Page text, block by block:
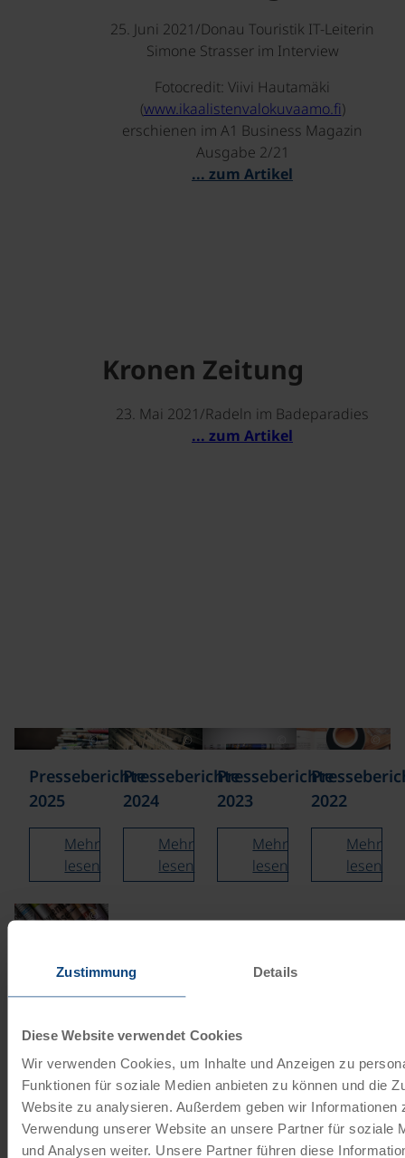
Zustimmung Details
Diese Website verwendet Cookies
Wir verwenden Cookies, um Inhalte und Anzeigen zu
Funktionen für soziale Medien anbieten zu können und die
Website zu analysieren. Außerdem geben wir Informationen
Verwendung unserer Website an unsere Partner für soziale
und Analysen weiter. Unsere Partner führen diese
25. Juni 2021/Donau Touristik IT-Leiterin
Simone Strasser im Interview
Fotocredit: Viivi Hautamäki
(www.ikaalistenvalokuvaamo.fi)
erschienen im A1 Business Magazin
Ausgabe 2/21
... zum Artikel
Kronen Zeitung
23. Mai 2021/Radeln im Badeparadies
... zum Artikel
©
Presseberichte
2025
Mehr
lesen
©
Presseberichte
2024
Mehr
lesen
Presseberichte
2023
Mehr
lesen
©
2022
Mehr
lesen
©
2021
lesen
Unsere Reisekataloge